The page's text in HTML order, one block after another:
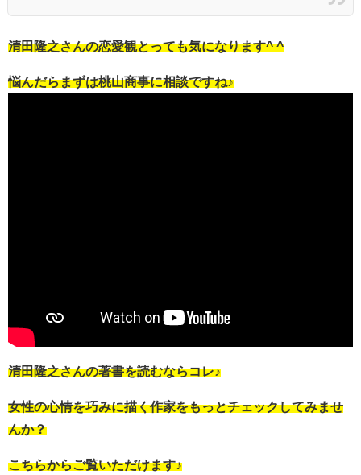
清田隆之さんの恋愛観とっても気になります^ ^
悩んだらまずは桃山商事に相談ですね♪
清田隆之さんの著書を読むならコレ♪
女性の心情を巧みに描く作家をもっとチェックしてみませ
んか？
こちらからご覧いただけます♪